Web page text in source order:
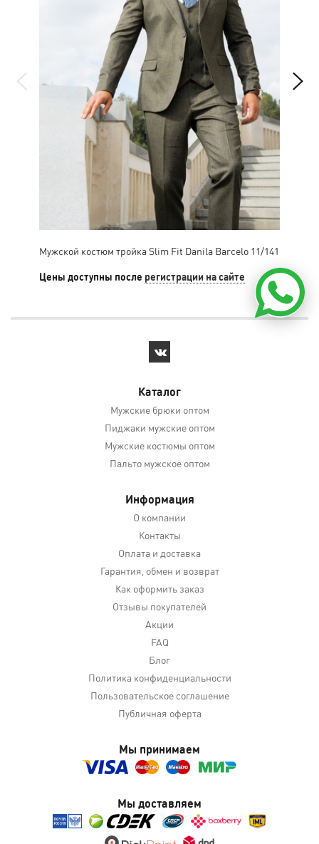
Мужской костюм тройка Slim Fit Danila Barcelo 11/141
Цены доступны после регистрации на сайте
Каталог
Мужские брюки оптом
Пиджаки мужские оптом
Мужские костюмы оптом
Пальто мужское оптом
Информация
О компании
Контакты
Оплата и доставка
Гарантия, обмен и возврат
Как оформить заказ
Отзывы покупателей
Акции
FAQ
Блог
Политика конфиденциальности
Пользовательское соглашение
Публичная оферта
Мы принимаем
Мы доставляем